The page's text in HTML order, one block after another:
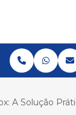
A Solução